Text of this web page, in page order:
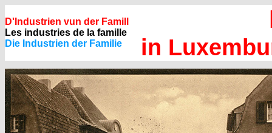
D'Industrien vun der Famill
Les industries de la famille
Die Industrien der Familie
in